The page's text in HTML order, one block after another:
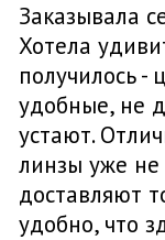
Заказывала
Хотела
получилось -
удобные, не
устают.
линзы уже не
доставляют
удобно, что